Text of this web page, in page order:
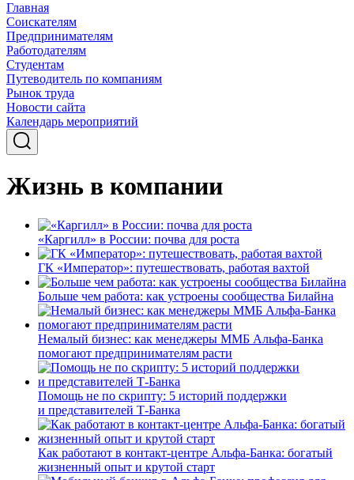
Главная
Соискателям
Предпринимателям
Работодателям
Студентам
Путеводитель по компаниям
Рынок труда
Новости сайта
Календарь мероприятий
Жизнь в компании
«Каргилл» в России: почва для роста
ГК «Император»: путешествовать, работая вахтой
Больше чем работа: как устроены сообщества Билайна
Немалый бизнес: как менеджеры ММБ Альфа-Банка
помогают предпринимателям расти
Помощь не по скрипту: 5 историй поддержки
и представителей Т-Банка
Как работают в контакт-центре Альфа-Банка: богатый
жизненный опыт и крутой старт